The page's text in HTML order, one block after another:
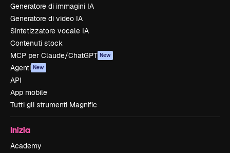
Generatore di immagini IA
Generatore di video IA
Sintetizzatore vocale IA
Contenuti stock
MCP per Claude/ChatGPT New
Agenti New
API
App mobile
Tutti gli strumenti Magnific
Inizia
Academy